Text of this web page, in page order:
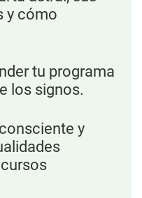
y cómo
tu programa
los signos.
y